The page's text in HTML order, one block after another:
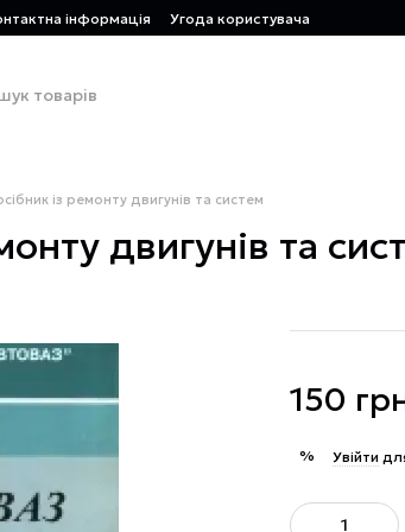
інформація Угода користувача
із ремонту двигунів та систем
двигунів та
150
% Увійти